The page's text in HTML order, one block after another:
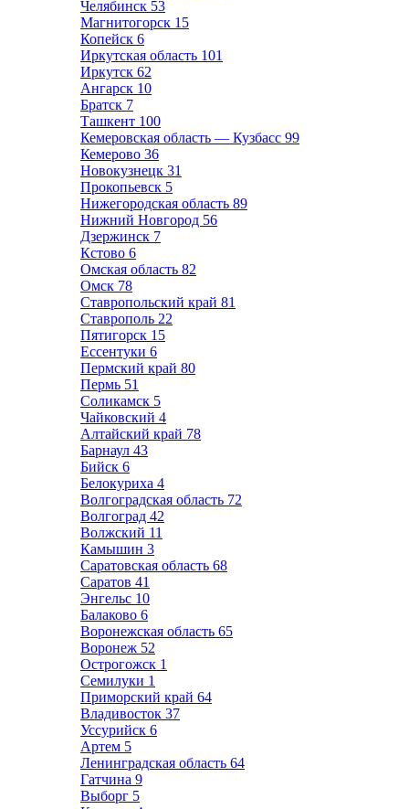
Челябинск 53
Магнитогорск 15
Копейск 6
Иркутская область 101
Иркутск 62
Ангарск 10
Братск 7
Ташкент 100
Кемеровская область — Кузбасс 99
Кемерово 36
Новокузнецк 31
Прокопьевск 5
Нижегородская область 89
Нижний Новгород 56
Дзержинск 7
Кстово 6
Омская область 82
Омск 78
Ставропольский край 81
Ставрополь 22
Пятигорск 15
Ессентуки 6
Пермский край 80
Пермь 51
Соликамск 5
Чайковский 4
Алтайский край 78
Барнаул 43
Бийск 6
Белокуриха 4
Волгоградская область 72
Волгоград 42
Волжский 11
Камышин 3
Саратовская область 68
Саратов 41
Энгельс 10
Балаково 6
Воронежская область 65
Воронеж 52
Острогожск 1
Семилуки 1
Приморский край 64
Владивосток 37
Уссурийск 6
Артем 5
Ленинградская область 64
Гатчина 9
Выборг 5